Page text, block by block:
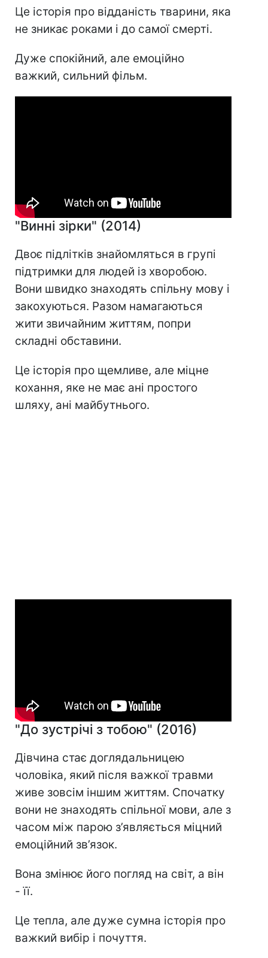
Це історія про відданість тварини, яка
не зникає роками і до самої смерті.
Дуже спокійний, але емоційно
важкий, сильний фільм.
"Винні зірки" (2014)
Двоє підлітків знайомляться в групі
підтримки для людей із хворобою.
Вони швидко знаходять спільну мову і
закохуються. Разом намагаються
жити звичайним життям, попри
складні обставини.
Це історія про щемливе, але міцне
кохання, яке не має ані простого
шляху, ані майбутнього.
"До зустрічі з тобою" (2016)
Дівчина стає доглядальницею
чоловіка, який після важкої травми
живе зовсім іншим життям. Спочатку
вони не знаходять спільної мови, але з
часом між парою з’являється міцний
емоційний зв’язок.
Вона змінює його погляд на світ, а він
- її.
Це тепла, але дуже сумна історія про
важкий вибір і почуття.